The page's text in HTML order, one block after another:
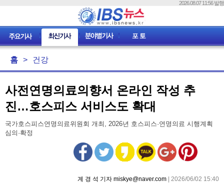
2026.08.07 11:56 발행
홈 > 건강
사전연명의료의향서 온라인 작성 추
진…호스피스 서비스도 확대
국가호스피스연명의료위원회 개최, 2026년 호스피스·연명의료 시행계획
심의·확정
계 경 석 기자 miskye@naver.com | 2026/06/02 15:40